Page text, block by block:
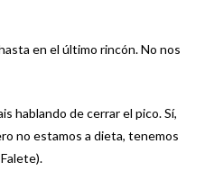
en el último rincón. No nos
hablando de cerrar el pico. Sí,
no estamos a dieta, tenemos